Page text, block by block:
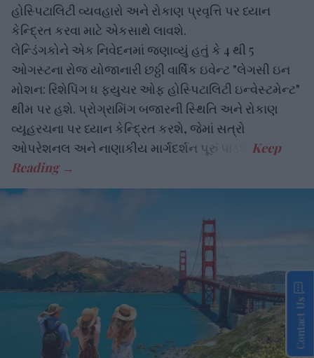
હોસ્પિટાલિટી વ્યવહારો અને રોકાણ પ્રવૃત્તિ પર ધ્યાન
કેન્દ્રિત કરવા માટે એકસાથે લાવશે.
લેન્ડિંગકોને એક નિવેદનમાં જણાવ્યું હતું કે 4 થી 5
ઓગસ્ટના રોજ યોજાનારી છઠ્ઠી વાર્ષિક ઇવેન્ટ "લેગસી ઇન
મોશન: રિશેપિંગ ધ ફ્યુચર ઓફ હોસ્પિટાલિટી ઇન્વેસ્ટમેન્ટ"
થીમ પર હશે. પ્રોગ્રામિંગ બજારની સ્થિતિ અને રોકાણ
વ્યૂહરચના પર ધ્યાન કેન્દ્રિત કરશે, જેમાં સત્રો
ઓપરેશનલ અને નાણાકીય માર્ગદર્શન પૂરું પાડશે.
Contact Us